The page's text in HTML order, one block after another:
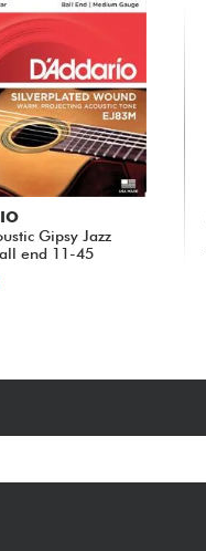
Gipsy Jazz
end 11-45